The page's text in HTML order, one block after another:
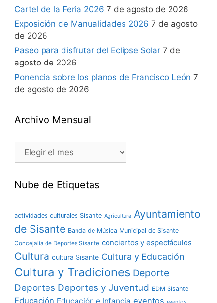
Cartel de la Feria 2026 7 de agosto de 2026
Exposición de Manualidades 2026 7 de agosto
de 2026
Paseo para disfrutar del Eclipse Solar 7 de
agosto de 2026
Ponencia sobre los planos de Francisco León 7
de agosto de 2026
Archivo Mensual
Nube de Etiquetas
actividades culturales Sisante Agricultura Ayuntamiento
de Sisante Banda de Música Municipal de Sisante
Concejalía de Deportes Sisante conciertos y espectáculos
Cultura cultura Sisante Cultura y Educación
Cultura y Tradiciones Deporte
Deportes Deportes y Juventud EDM Sisante
Educación Educación e Infancia eventos eventos